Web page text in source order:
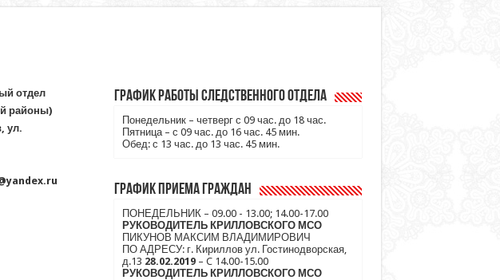
отдел
районы)
ул.
График работы следственного отдела
Понедельник – четверг с 09 час. до 18 час.
Пятница – с 09 час. до 16 час. 45 мин.
Обед: с 13 час. до 13 час. 45 мин.
График приема граждан
ПОНЕДЕЛЬНИК – 09.00 - 13.00; 14.00-17.00
РУКОВОДИТЕЛЬ КРИЛЛОВСКОГО МСО
ПИКУНОВ МАКСИМ ВЛАДИМИРОВИЧ
ПО АДРЕСУ: г. Кириллов ул. Гостинодворская,
д.13 28.02.2019– C 14.00-15.00
РУКОВОДИТЕЛЬ КРИЛЛОВСКОГО МСО